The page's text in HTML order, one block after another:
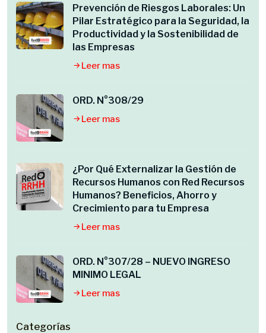
Prevención de Riesgos Laborales: Un
Pilar Estratégico para la Seguridad, la
Productividad y la Sostenibilidad de
las Empresas
Leer mas
ORD. N°308/29
Leer mas
¿Por Qué Externalizar la Gestión de
Recursos Humanos con Red Recursos
Humanos? Beneficios, Ahorro y
Crecimiento para tu Empresa
Leer mas
ORD. N°307/28 – NUEVO INGRESO
MINIMO LEGAL
Leer mas
Categorías